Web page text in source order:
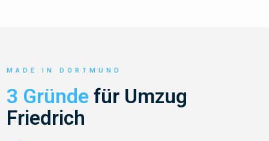
MADE IN DORTMUND
3 Gründe für Umzug
Friedrich